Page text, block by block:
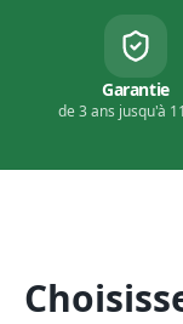
Garantie
de 3 ans jusqu'à